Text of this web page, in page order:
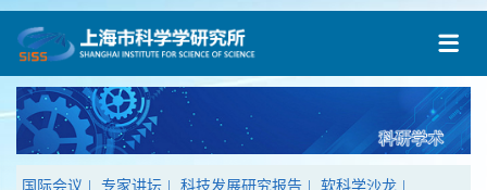
国际会议 专家讲坛 科技发展研究报告 软科学沙龙